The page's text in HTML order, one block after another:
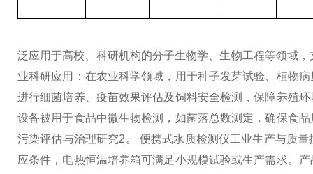
泛应用于高校、科研机构的分子生物学、生物工程等领域
业科研应用：在农业科学领域，用于种子发芽试验、植物
进行细菌培养、疫苗效果评估及饲料安全检测，保障养殖
设备被用于食品中微生物检测，如菌落总数测定，确保食
污染评估与治理研究2。 便携式水质检测仪工业生产与质量
应条件，电热恒温培养箱可满足小规模试验或生产需求。 产